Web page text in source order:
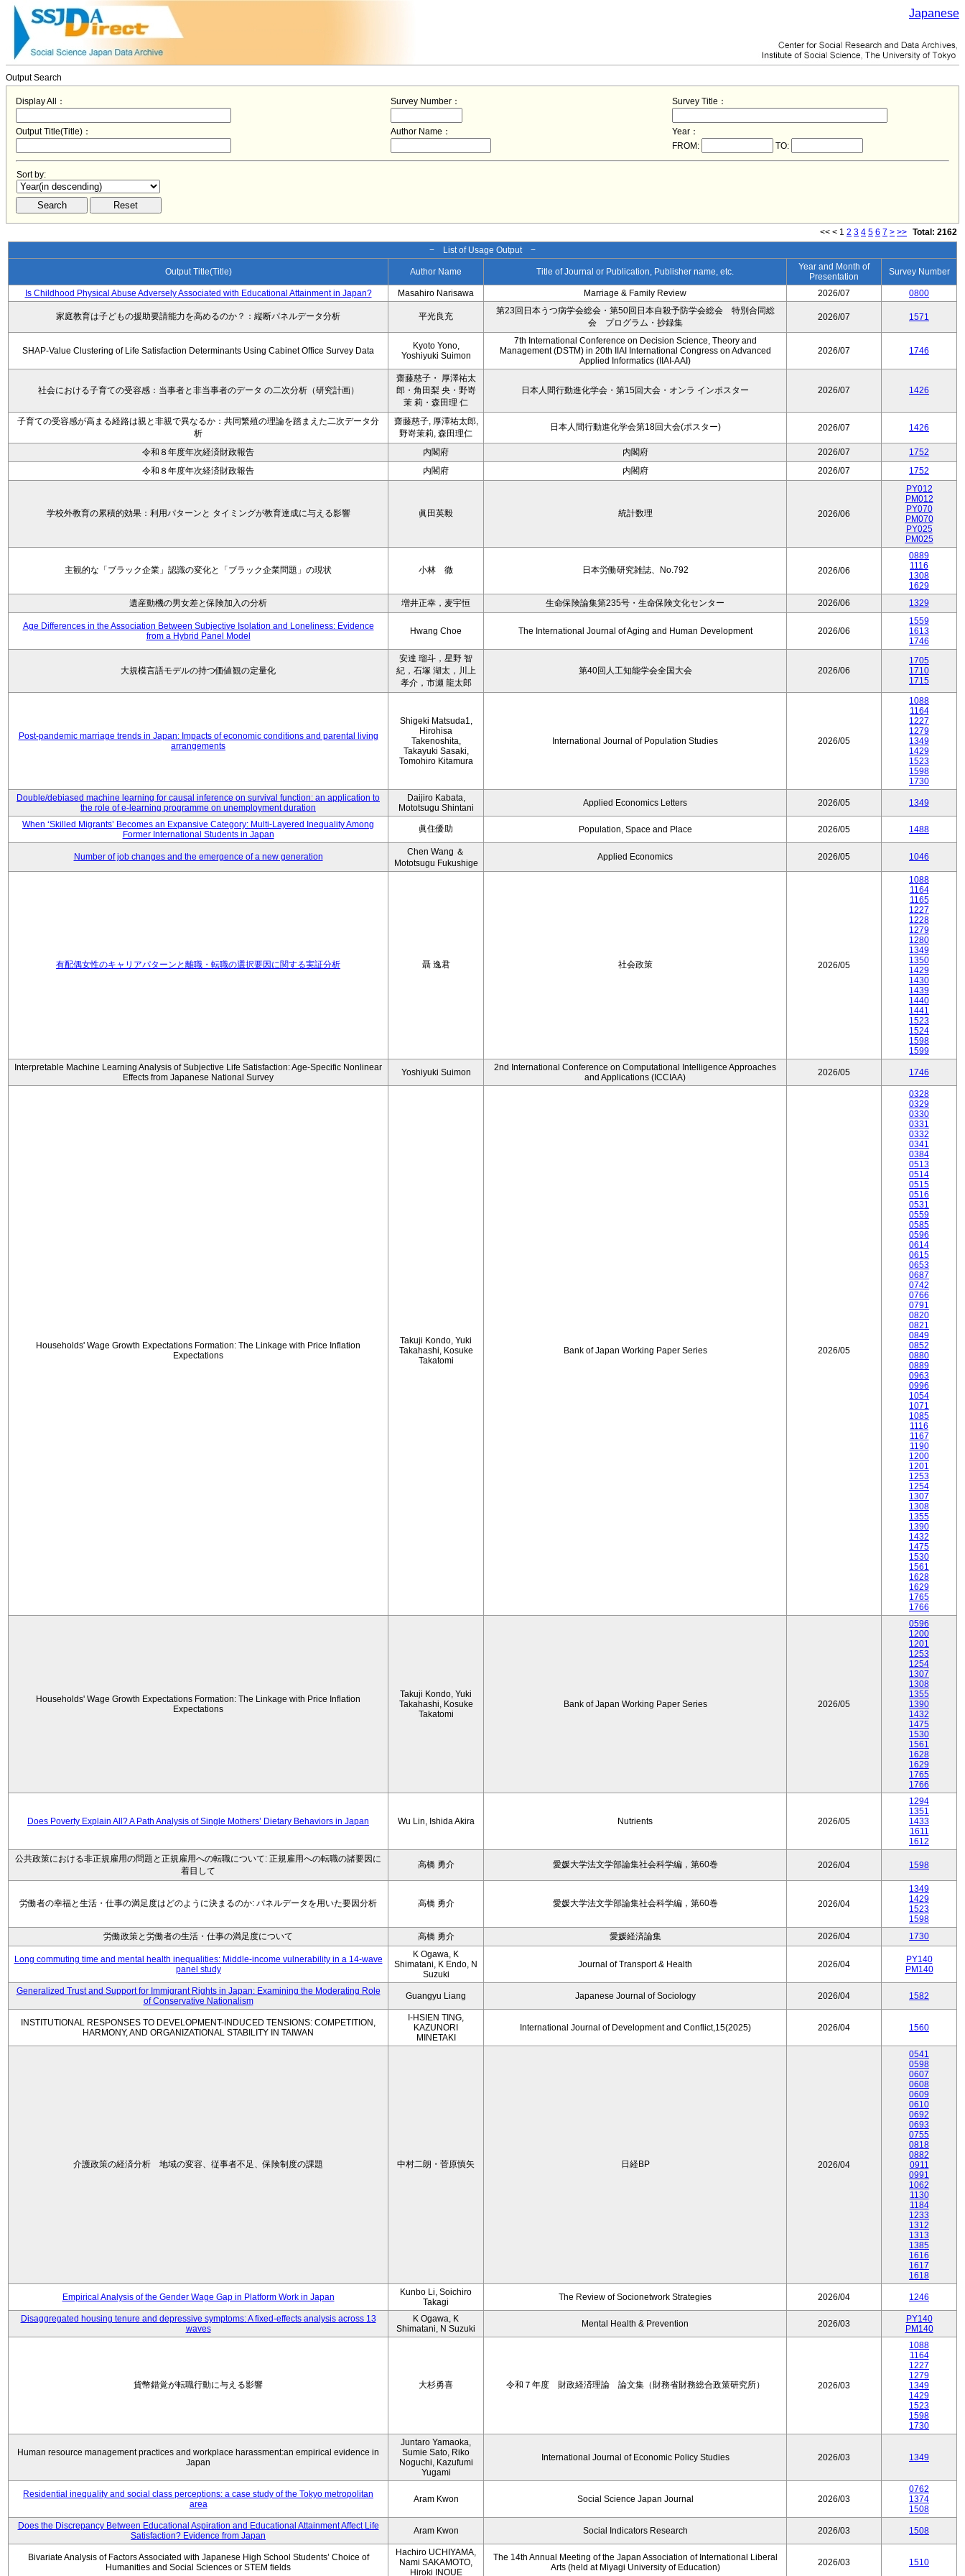
Japanese
Output Search
Display All： Survey Number： Survey Title：
Output Title(Title)： Author Name：
Year：
FROM:
TO:
Sort by:
<< < 1 2 3 4 5 6 7 > >> Total: 2162
− List of Usage Output −
Output Title(Title) Author Name Title of Journal or Publication, Publisher name, etc.
Year and Month of
Presentation
Survey Number
Is Childhood Physical Abuse Adversely Associated with Educational Attainment in Japan? Masahiro Narisawa Marriage & Family Review 2026/07 0800
家庭教育は子どもの援助要請能力を高めるのか？：縦断パネルデータ分析 平光良充
第23回日本うつ病学会総会・第50回日本自殺予防学会総会 特別合同総
会 プログラム・抄録集
2026/07 1571
SHAP-Value Clustering of Life Satisfaction Determinants Using Cabinet Office Survey Data
Kyoto Yono,
Yoshiyuki Suimon
7th International Conference on Decision Science, Theory and
Management (DSTM) in 20th IIAI International Congress on Advanced
Applied Informatics (IIAI-AAI)
2026/07 1746
社会における子育ての受容感：当事者と非当事者のデータ の二次分析（研究計画）
齋藤慈子・ 厚澤祐太
郎・角田梨 央・野嵜
茉 莉・森田理 仁
日本人間行動進化学会・第15回大会・オンラ インポスター 2026/07 1426
子育ての受容感が高まる経路は親と非親で異なるか：共同繁殖の理論を踏まえた二次データ分
析
齋藤慈子, 厚澤祐太郎,
野嵜茉莉, 森田理仁
日本人間行動進化学会第18回大会(ポスター) 2026/07 1426
令和８年度年次経済財政報告 内閣府 内閣府 2026/07
1752
令和８年度年次経済財政報告
内閣府 内閣府 2026/07 1752
学校外教育の累積的効果：利用パターンと タイミングが教育達成に与える影響 眞田英毅 統計数理 2026/06
PY012
PM012
PY070
PM070
PY025
PM025
主観的な「ブラック企業」認識の変化と「ブラック企業問題」の現状 小林 徹 日本労働研究雑誌、No.792 2026/06
0889
1116
1308
1629
遺産動機の男女差と保険加入の分析
増井正幸，麦宇恒 生命保険論集第235号・生命保険文化センター 2026/06 1329
Age Differences in the Association Between Subjective Isolation and Loneliness: Evidence
from a Hybrid Panel Model
Hwang Choe The International Journal of Aging and Human Development 2026/06
1559
1613
1746
大規模言語モデルの持つ価値観の定量化
安達 瑠斗，星野 智
紀，石塚 湖太，川上
孝介，市瀬 龍太郎
第40回人工知能学会全国大会 2026/06
1705
1710
1715
Post-pandemic marriage trends in Japan: Impacts of economic conditions and parental living
arrangements
Shigeki Matsuda1,
Hirohisa
Takenoshita,
Takayuki Sasaki,
Tomohiro Kitamura
International Journal of Population Studies 2026/05
1088
1164
1227
1279
1349
1429
1523
1598
1730
Double/debiased machine learning for causal inference on survival function: an application to
the role of e-learning programme on unemployment duration
Daijiro Kabata,
Mototsugu Shintani
Applied Economics Letters 2026/05 1349
When ‘Skilled Migrants’ Becomes an Expansive Category: Multi-Layered Inequality Among
Former International Students in Japan
眞住優助 Population, Space and Place 2026/05 1488
Number of job changes and the emergence of a new generation
Chen Wang ＆
Mototsugu Fukushige
Applied Economics 2026/05 1046
有配偶女性のキャリアパターンと離職・転職の選択要因に関する実証分析 聶 逸君 社会政策 2026/05
1088
1164
1165
1227
1228
1279
1280
1349
1350
1429
1430
1439
1440
1441
1523
1524
1598
1599
Interpretable Machine Learning Analysis of Subjective Life Satisfaction: Age-Specific Nonlinear
Effects from Japanese National Survey
Yoshiyuki Suimon
2nd International Conference on Computational Intelligence Approaches
and Applications (ICCIAA)
2026/05 1746
Households' Wage Growth Expectations Formation: The Linkage with Price Inflation
Expectations
Takuji Kondo, Yuki
Takahashi, Kosuke
Takatomi
Bank of Japan Working Paper Series 2026/05
0328
0329
0330
0331
0332
0341
0384
0513
0514
0515
0516
0531
0559
0585
0596
0614
0615
0653
0687
0742
0766
0791
0820
0821
0849
0852
0880
0889
0963
0996
1054
1071
1085
1116
1167
1190
1200
1201
1253
1254
1307
1308
1355
1390
1432
1475
1530
1561
1628
1629
1765
1766
Households' Wage Growth Expectations Formation: The Linkage with Price Inflation
Expectations
Takuji Kondo, Yuki
Takahashi, Kosuke
Takatomi
Bank of Japan Working Paper Series 2026/05
0596
1200
1201
1253
1254
1307
1308
1355
1390
1432
1475
1530
1561
1628
1629
1765
1766
Does Poverty Explain All? A Path Analysis of Single Mothers’ Dietary Behaviors in Japan Wu Lin, Ishida Akira Nutrients 2026/05
1294
1351
1433
1611
1612
公共政策における非正規雇用の問題と正規雇用への転職について: 正規雇用への転職の諸要因に
着目して
高橋 勇介 愛媛大学法文学部論集社会科学編，第60巻 2026/04 1598
労働者の幸福と生活・仕事の満足度はどのように決まるのか: パネルデータを用いた要因分析 高橋 勇介 愛媛大学法文学部論集社会科学編，第60巻 2026/04
1349
1429
1523
1598
労働政策と労働者の生活・仕事の満足度について
高橋 勇介 愛媛経済論集 2026/04 1730
Long commuting time and mental health inequalities: Middle-income vulnerability in a 14-wave
panel study
K Ogawa, K
Shimatani, K Endo, N
Suzuki
Journal of Transport & Health 2026/04
PY140
PM140
Generalized Trust and Support for Immigrant Rights in Japan: Examining the Moderating Role
of Conservative Nationalism
Guangyu Liang Japanese Journal of Sociology 2026/04 1582
INSTITUTIONAL RESPONSES TO DEVELOPMENT-INDUCED TENSIONS: COMPETITION,
HARMONY, AND ORGANIZATIONAL STABILITY IN TAIWAN
I-HSIEN TING,
KAZUNORI
MINETAKI
International Journal of Development and Conflict,15(2025) 2026/04 1560
介護政策の経済分析 地域の変容、従事者不足、保険制度の課題 中村二朗・菅原慎矢 日経BP 2026/04
0541
0598
0607
0608
0609
0610
0692
0693
0755
0818
0882
0911
0991
1062
1130
1184
1233
1312
1313
1385
1616
1617
1618
Empirical Analysis of the Gender Wage Gap in Platform Work in Japan
Kunbo Li, Soichiro
Takagi
The Review of Socionetwork Strategies 2026/04 1246
Disaggregated housing tenure and depressive symptoms: A fixed-effects analysis across 13
waves
K Ogawa, K
Shimatani, N Suzuki
Mental Health & Prevention 2026/03
PY140
PM140
貨幣錯覚が転職行動に与える影響 大杉勇喜 令和７年度 財政経済理論 論文集（財務省財務総合政策研究所） 2026/03
1088
1164
1227
1279
1349
1429
1523
1598
1730
Human resource management practices and workplace harassment:an empirical evidence in
Japan
Juntaro Yamaoka,
Sumie Sato, Riko
Noguchi, Kazufumi
Yugami
International Journal of Economic Policy Studies 2026/03 1349
Residential inequality and social class perceptions: a case study of the Tokyo metropolitan
area
Aram Kwon Social Science Japan Journal 2026/03
0762
1374
1508
Does the Discrepancy Between Educational Aspiration and Educational Attainment Affect Life
Satisfaction? Evidence from Japan
Aram Kwon Social Indicators Research 2026/03 1508
Bivariate Analysis of Factors Associated with Japanese High School Students’ Choice of
Humanities and Social Sciences or STEM fields
Hachiro UCHIYAMA,
Nami SAKAMOTO,
Hiroki INOUE
The 14th Annual Meeting of the Japan Association of International Liberal
Arts (held at Miyagi University of Education)
2026/03 1510